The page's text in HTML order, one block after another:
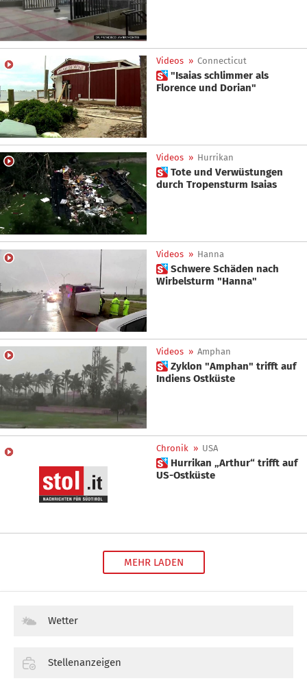
Videos » Connecticut
 "Isaias schlimmer als
Florence und Dorian"
Videos » Hurrikan
 Tote und Verwüstungen
durch Tropensturm Isaias
Videos » Hanna
 Schwere Schäden nach
Wirbelsturm "Hanna"
Videos » Amphan
 Zyklon "Amphan" trifft auf
Indiens Ostküste
Chronik » USA
 Hurrikan „Arthur“ trifft auf
US-Ostküste
MEHR LADEN
Wetter
Stellenanzeigen